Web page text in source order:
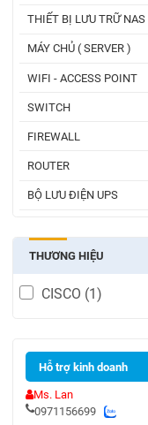
THIẾT BỊ LƯU TRỮ NAS
MÁY CHỦ ( SERVER )
WIFI - ACCESS POINT
SWITCH
FIREWALL
ROUTER
BỘ LƯU ĐIỆN UPS
THƯƠNG HIỆU
CISCO (1)
Hỗ trợ kinh doanh
Ms. Lan
0971156699